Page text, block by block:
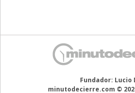
Fundador: Lucio
minutodecierre.com ©